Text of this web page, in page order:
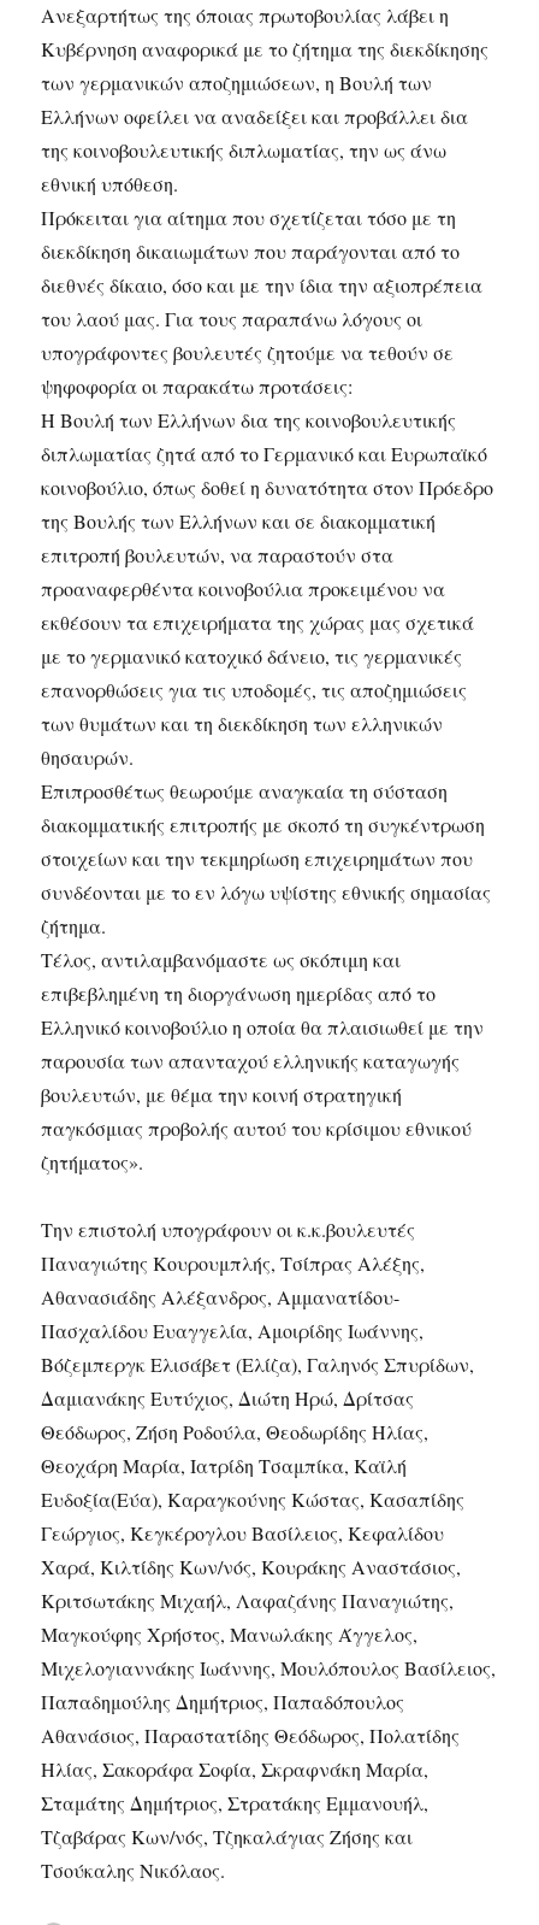
Ανεξαρτήτως της όποιας πρωτοβουλίας λάβει η
Κυβέρνηση αναφορικά με το ζήτημα της διεκδίκησης
των γερμανικών αποζημιώσεων, η Βουλή των
Ελλήνων οφείλει να αναδείξει και προβάλλει δια
της κοινοβουλευτικής διπλωματίας, την ως άνω
εθνική υπόθεση.
Πρόκειται για αίτημα που σχετίζεται τόσο με τη
διεκδίκηση δικαιωμάτων που παράγονται από το
διεθνές δίκαιο, όσο και με την ίδια την αξιοπρέπεια
του λαού μας. Για τους παραπάνω λόγους οι
υπογράφοντες βουλευτές ζητούμε να τεθούν σε
ψηφοφορία οι παρακάτω προτάσεις:
Η Βουλή των Ελλήνων δια της κοινοβουλευτικής
διπλωματίας ζητά από το Γερμανικό και Ευρωπαϊκό
κοινοβούλιο, όπως δοθεί η δυνατότητα στον Πρόεδρο
της Βουλής των Ελλήνων και σε διακομματική
επιτροπή βουλευτών, να παραστούν στα
προαναφερθέντα κοινοβούλια προκειμένου να
εκθέσουν τα επιχειρήματα της χώρας μας σχετικά
με το γερμανικό κατοχικό δάνειο, τις γερμανικές
επανορθώσεις για τις υποδομές, τις αποζημιώσεις
των θυμάτων και τη διεκδίκηση των ελληνικών
θησαυρών.
Επιπροσθέτως θεωρούμε αναγκαία τη σύσταση
διακομματικής επιτροπής με σκοπό τη συγκέντρωση
στοιχείων και την τεκμηρίωση επιχειρημάτων που
συνδέονται με το εν λόγω υψίστης εθνικής σημασίας
ζήτημα.
Τέλος, αντιλαμβανόμαστε ως σκόπιμη και
επιβεβλημένη τη διοργάνωση ημερίδας από το
Ελληνικό κοινοβούλιο η οποία θα πλαισιωθεί με την
παρουσία των απανταχού ελληνικής καταγωγής
βουλευτών, με θέμα την κοινή στρατηγική
παγκόσμιας προβολής αυτού του κρίσιμου εθνικού
ζητήματος».
Την επιστολή υπογράφουν οι κ.κ.βουλευτές
Παναγιώτης Κουρουμπλής, Τσίπρας Αλέξης,
Αθανασιάδης Αλέξανδρος, Αμμανατίδου-
Πασχαλίδου Ευαγγελία, Αμοιρίδης Ιωάννης,
Βόζεμπεργκ Ελισάβετ (Ελίζα), Γαληνός Σπυρίδων,
Δαμιανάκης Ευτύχιος, Διώτη Ηρώ, Δρίτσας
Θεόδωρος, Ζήση Ροδούλα, Θεοδωρίδης Ηλίας,
Θεοχάρη Μαρία, Ιατρίδη Τσαμπίκα, Καϊλή
Ευδοξία(Εύα), Καραγκούνης Κώστας, Κασαπίδης
Γεώργιος, Κεγκέρογλου Βασίλειος, Κεφαλίδου
Χαρά, Κιλτίδης Κων/νός, Κουράκης Αναστάσιος,
Κριτσωτάκης Μιχαήλ, Λαφαζάνης Παναγιώτης,
Μαγκούφης Χρήστος, Μανωλάκης Άγγελος,
Μιχελογιαννάκης Ιωάννης, Μουλόπουλος Βασίλειος,
Παπαδημούλης Δημήτριος, Παπαδόπουλος
Αθανάσιος, Παραστατίδης Θεόδωρος, Πολατίδης
Ηλίας, Σακοράφα Σοφία, Σκραφνάκη Μαρία,
Σταμάτης Δημήτριος, Στρατάκης Εμμανουήλ,
Τζαβάρας Κων/νός, Τζηκαλάγιας Ζήσης και
Τσούκαλης Νικόλαος.